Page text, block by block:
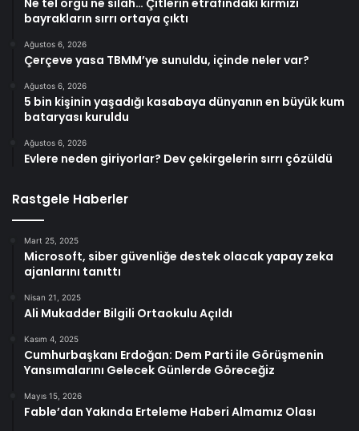
Ne tel örgü ne silah… Çitlerin etrafındaki kırmızı
bayrakların sırrı ortaya çıktı
Ağustos 6, 2026
Çerçeve yasa TBMM’ye sunuldu, içinde neler var?
Ağustos 6, 2026
5 bin kişinin yaşadığı kasabaya dünyanın en büyük kum
bataryası kuruldu
Ağustos 6, 2026
Evlere neden giriyorlar? Dev çekirgelerin sırrı çözüldü
Rastgele Haberler
Mart 25, 2025
Microsoft, siber güvenliğe destek olacak yapay zeka
ajanlarını tanıttı
Nisan 21, 2025
Ali Mukadder Bilgili Ortaokulu Açıldı
Kasım 4, 2025
Cumhurbaşkanı Erdoğan: Dem Parti ile Görüşmenin
Yansımalarını Gelecek Günlerde Göreceğiz
Mayıs 15, 2026
Fable’dan Yakında Erteleme Haberi Almamız Olası